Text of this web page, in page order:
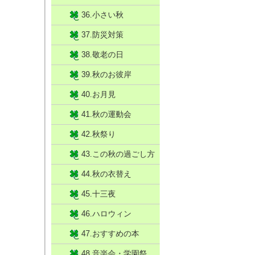
36.小さい秋
37.防災対策
38.敬老の日
39.秋のお彼岸
40.お月見
41.秋の運動会
42.秋祭り
43.この秋の過ごし方
44.秋の衣替え
45.十三夜
46.ハロウィン
47.おすすめの本
48.音楽会・学園祭